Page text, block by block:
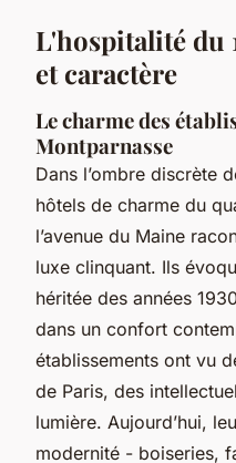
L'hospitalité du
et caractère
Le charme des
Montparnasse
Dans l’ombre discrète
hôtels de charme du
l’avenue du Maine
luxe clinquant. Ils
héritée des années
dans un confort
établissements ont vu
de Paris, des
lumière. Aujourd’hui,
modernité - boiseries,